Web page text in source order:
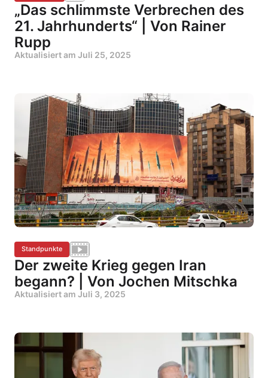
„Das schlimmste Verbrechen des
21. Jahrhunderts“ | Von Rainer
Rupp
Aktualisiert am Juli 25, 2025
Standpunkte
Der zweite Krieg gegen Iran
begann? | Von Jochen Mitschka
Aktualisiert am Juli 3, 2025